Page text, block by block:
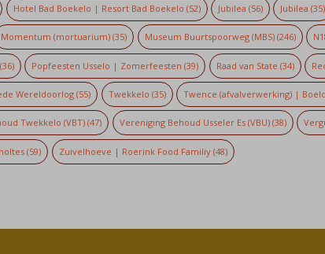
Hotel Bad Boekelo | Resort Bad Boekelo (52) Jubilea (56) Jubilea (35)
Momentum (mortuarium) (35) Museum Buurtspoorweg (MBS)(246)
(36) Popfeesten Usselo | Zomerfeesten (39) Raad van State (34)
Wereldoorlog(55) Twekkelo (35) Twence (afvalverwerking) |
Twekkelo (VBT) (47) Vereniging Behoud Usseler Es (VBU)(38)
(59) Zuivelhoeve | Roerink Food Familiy(48)